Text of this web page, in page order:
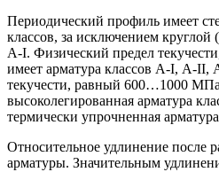
Периодический профиль имеет
классов, за исключением круглой
А-I. Физический предел
имеет арматура классов А-I, А-II,
текучести, равный 600…1000
высоколегированная арматура
термически упрочненная
Относительное удлинение после
арматуры. Значительным